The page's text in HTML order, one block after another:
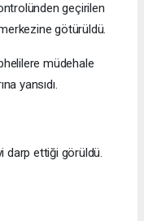
geçirilen
götürüldü.
müdehale
yansıdı.
darp ettiği görüldü.